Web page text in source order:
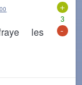
+
3
-
les